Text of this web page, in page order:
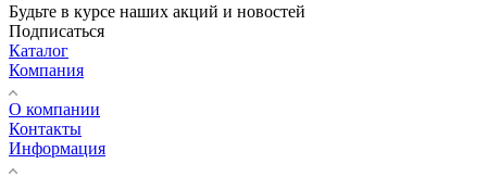
Будьте в курсе наших акций и новостей
Подписаться
Каталог
Компания
О компании
Контакты
Информация